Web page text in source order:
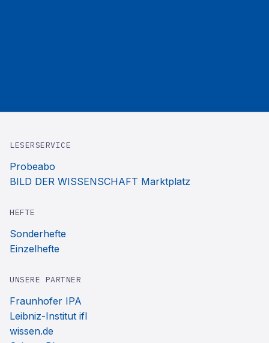
LESERSERVICE
Probeabo
BILD DER WISSENSCHAFT Marktplatz
HEFTE
Sonderhefte
Einzelhefte
UNSERE PARTNER
Fraunhofer IPA
Leibniz-Institut ifl
wissen.de